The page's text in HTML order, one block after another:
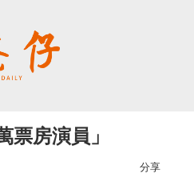
票房演員」
分享